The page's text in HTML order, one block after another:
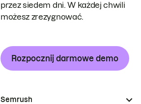
przez siedem dni. W każdej chwili
możesz zrezygnować.
Rozpocznij darmowe demo
Semrush